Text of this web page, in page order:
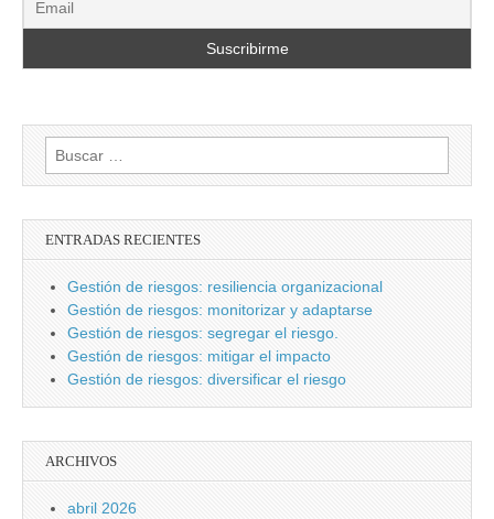
Buscar:
ENTRADAS RECIENTES
Gestión de riesgos: resiliencia organizacional
Gestión de riesgos: monitorizar y adaptarse
Gestión de riesgos: segregar el riesgo.
Gestión de riesgos: mitigar el impacto
Gestión de riesgos: diversificar el riesgo
ARCHIVOS
abril 2026